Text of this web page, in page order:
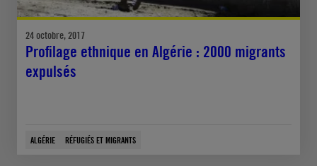
24 octobre, 2017
Profilage ethnique en Algérie : 2000 migrants
expulsés
ALGÉRIE RÉFUGIÉS ET MIGRANTS